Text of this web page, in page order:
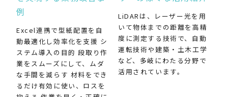
例
Excel連携で型紙配置を自
動最適化し効率化を支援 シ
ステム導入の目的 段取り作
業をスムーズにして、ムダ
な手間を減らす 材料をでき
るだけ有効に使い、ロスを
LiDARは、レーザー光を用
いて物体までの距離を高精
度に測定する技術で、自動
運転技術や建築・土木工学
など、多岐にわたる分野で
活用されています。